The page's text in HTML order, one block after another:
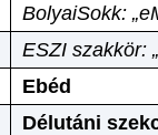
BolyaiSokk:
ESZI szakkör:
Ebéd
Délutáni